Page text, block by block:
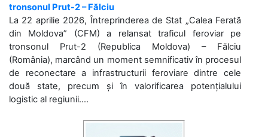
tronsonul Prut-2 – Fălciu
La 22 aprilie 2026, Întreprinderea de Stat „Calea Ferată
din Moldova” (CFM) a relansat traficul feroviar pe
tronsonul Prut-2 (Republica Moldova) – Fălciu
(România), marcând un moment semnificativ în procesul
de reconectare a infrastructurii feroviare dintre cele
două state, precum și în valorificarea potențialului
logistic al regiunii....